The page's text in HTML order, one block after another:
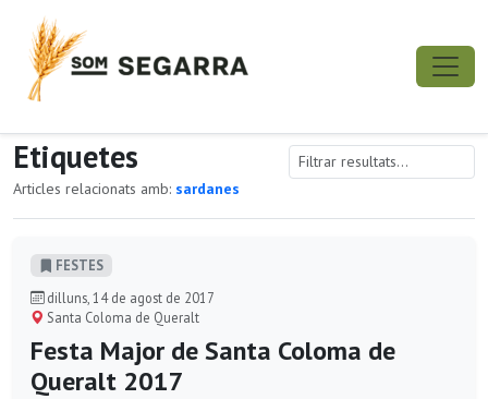
Etiquetes
Articles relacionats amb: sardanes
FESTES
dilluns, 14 de agost de 2017
Santa Coloma de Queralt
Festa Major de Santa Coloma de
Queralt 2017